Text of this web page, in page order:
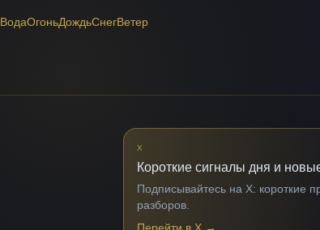
ВодаОгоньДождьСнегВетер
X
Короткие сигналы дня и
Подписывайтесь на X: короткие
разборов.